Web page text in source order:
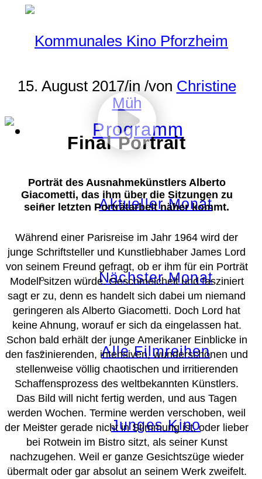
Programm
Aktueller Monat
Nächster Monat
Alle Filmreihen
Junges Kino
15. August 2017/in /von Christine
Müh
Final Portrait
Porträt des Ausnahmekünstlers Alberto
Giacometti, das ihm über die Sitzungen zu
seiner letzten Porträtarbeit näher kommt.
Während einer Parisreise im Jahr 1964 wird der
junge Schriftsteller und Kunstliebhaber James Lord
von seinem Freund gefragt, ob er ihm für ein Porträt
Modell sitzen würde. Geschmeichelt und fasziniert
sagt er zu, denn es handelt sich dabei um niemand
geringeren als Alberto Giacometti. Doch Lord hat
keine Ahnung, worauf er sich da eingelassen hat.
Schon bald erhält der junge Amerikaner Einblicke in
den faszinierenden, intensiven, wunderschönen und
stellenweise völlig chaotischen und irritierenden
Schaffensprozess des weltbekannten Künstlers.
Das Bild will nicht fertig werden, und aus Tagen
werden Wochen. Termine werden verschoben, weil
der Meister gerade nicht in Stimmung ist, oder lieber
bei Rotwein im Bistro sitzt, als seiner Kunst
nachzugehen. Weil er ganze Gesichtszüge wieder
übermalt oder gar absolut an seinem Werk zweifelt.